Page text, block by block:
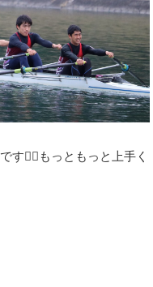
す🚣‍♀️もっともっと上手く